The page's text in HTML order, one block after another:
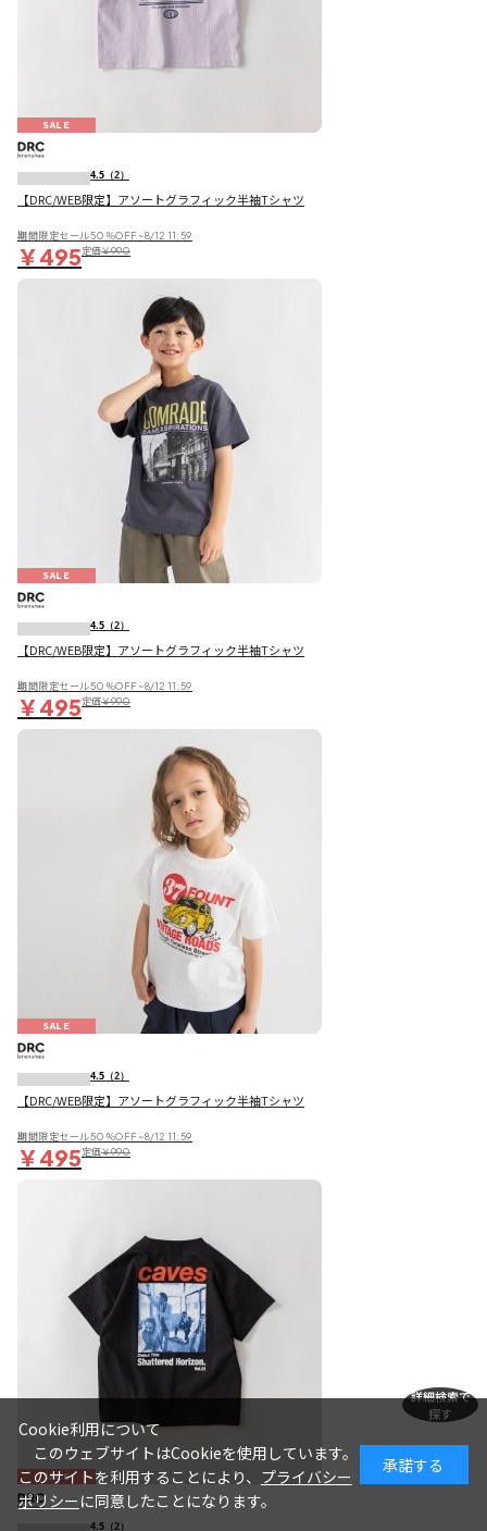
SALE
4.5 （2）
【DRC/WEB限定】アソートグラフィック半袖Tシャツ
期間限定セール50％OFF~8/12 11:59
￥495定価￥990
SALE
4.5 （2）
【DRC/WEB限定】アソートグラフィック半袖Tシャツ
期間限定セール50％OFF~8/12 11:59
￥495定価￥990
SALE
4.5 （2）
【DRC/WEB限定】アソートグラフィック半袖Tシャツ
期間限定セール50％OFF~8/12 11:59
￥495定価￥990
SALE
4.5 （2）
詳細検索で
探す
Cookie利用について
このウェブサイトはCookieを使用しています。
このサイトを利用することにより、 プライバシー
ポリシーに同意したことになります。
承諾する